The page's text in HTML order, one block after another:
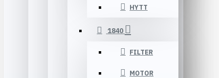
HYTT
1840
FILTER
MOTOR